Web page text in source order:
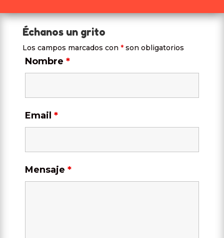
Échanos un grito
Los campos marcados con *son obligatorios
Nombre *
Email *
Mensaje *